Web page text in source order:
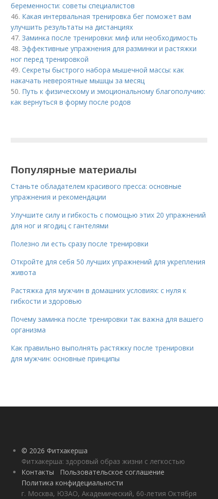
беременности: советы специалистов
46. Какая интервальная тренировка бег поможет вам
улучшить результаты на дистанциях
47.Заминка после тренировки: миф или необходимость
48. Эффективные упражнения для разминки и растяжки
ног перед тренировкой
49.Секреты быстрого набора мышечной массы: как
накачать невероятные мышцы за месяц
50. Путь к физическому и эмоциональному благополучию:
как вернуться в форму после родов
Популярные материалы
Станьте обладателем красивого пресса: основные
упражнения и рекомендации
Улучшите силу и гибкость с помощью этих 20 упражнений
для ног и ягодиц с гантелями
Полезно ли есть сразу после тренировки
Откройте для себя 50 лучших упражнений для укрепления
живота
Растяжка для мужчин в домашних условиях: с нуля к
гибкости и здоровью
Почему заминка после тренировки так важна для вашего
организма
Как правильно выполнять растяжку после тренировки
для мужчин: основные принципы
© 2026 Фитхакерша
Фитхакерша: здоровый образ жизни с легкостью
Контакты
Пользовательское соглашение
Политика конфидециальности
г. Москва, ЮЗАО, Академический, 60-летия Октября